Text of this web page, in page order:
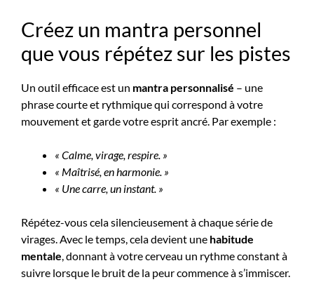
Créez un mantra personnel
que vous répétez sur les pistes
Un outil efficace est un mantra personnalisé – une
phrase courte et rythmique qui correspond à votre
mouvement et garde votre esprit ancré. Par exemple :
« Calme, virage, respire. »
« Maîtrisé, en harmonie. »
« Une carre, un instant. »
Répétez-vous cela silencieusement à chaque série de
virages. Avec le temps, cela devient une habitude
mentale, donnant à votre cerveau un rythme constant à
suivre lorsque le bruit de la peur commence à s’immiscer.